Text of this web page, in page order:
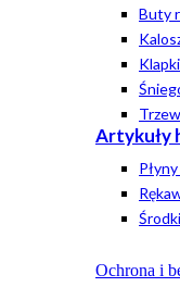
Buty
Artykuły
Ochrona i